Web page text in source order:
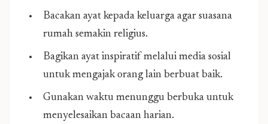
Bacakan ayat kepada keluarga agar suasana
rumah semakin religius.
Bagikan ayat inspiratif melalui media sosial
untuk mengajak orang lain berbuat baik.
Gunakan waktu menunggu berbuka untuk
menyelesaikan bacaan harian.